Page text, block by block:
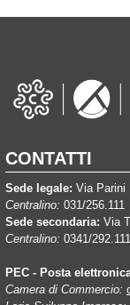
CONTATTI
Sede legale: Via Parini
Centralino: 031/256.111
Sede secondaria: Via
Centralino: 0341/292.111
PEC - Posta
Camera di Commercio: